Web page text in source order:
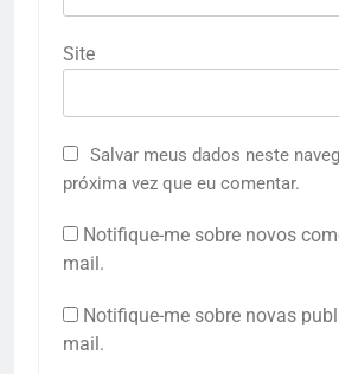
Site
Salvar meus dados neste
próxima vez que eu comentar.
Notifique-me sobre novos
mail.
Notifique-me sobre novas
mail.